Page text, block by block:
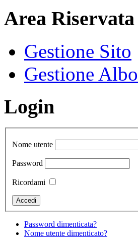
Area Riservata
Gestione Sito
Gestione Albo
Login
Nome utente
Password
Ricordami
Password dimenticata?
Nome utente dimenticato?